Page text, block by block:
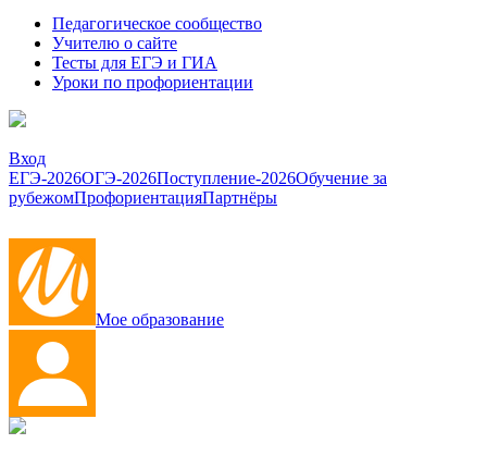
Педагогическое сообщество
Учителю о сайте
Тесты для ЕГЭ и ГИА
Уроки по профориентации
Вход
ЕГЭ-2026ОГЭ-2026Поступление-2026Обучение за
рубежомПрофориентацияПартнёры
Мое образование